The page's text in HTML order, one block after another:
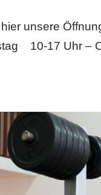
hier unsere
10-17 Uhr –